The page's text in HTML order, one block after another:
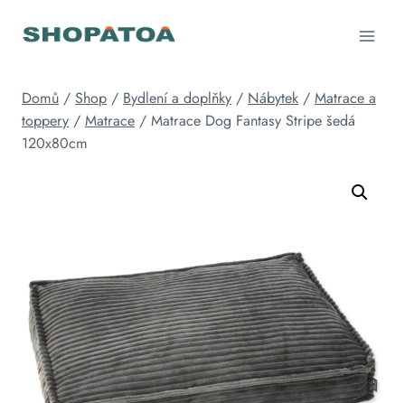
Domů / Shop / Bydlení a doplňky / Nábytek / Matrace a
toppery / Matrace / Matrace Dog Fantasy Stripe šedá
120x80cm